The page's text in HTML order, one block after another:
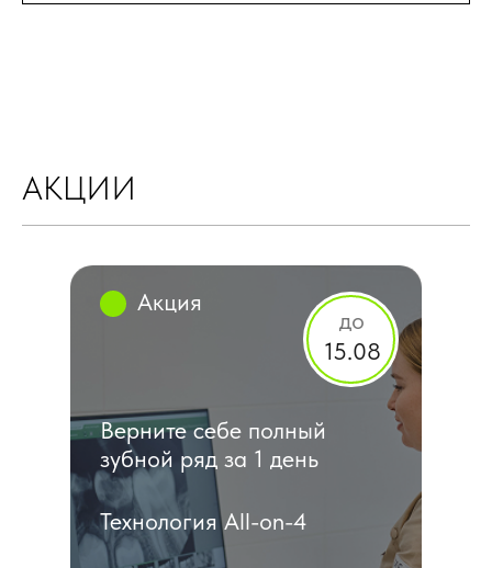
АКЦИИ
Акция
Акция
Технология All-on-4
до
15.08
Акция
Верните себе полный
зубной ряд за 1 день